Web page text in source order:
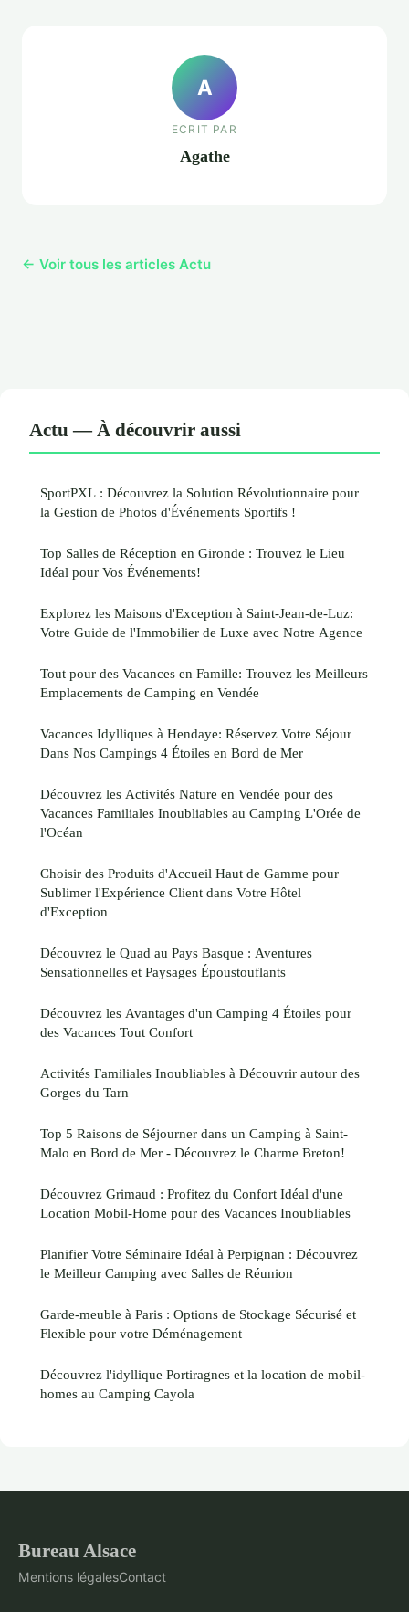
A
ECRIT PAR
Agathe
← Voir tous les articles Actu
Actu — À découvrir aussi
SportPXL : Découvrez la Solution Révolutionnaire pour
la Gestion de Photos d'Événements Sportifs !
Top Salles de Réception en Gironde : Trouvez le Lieu
Idéal pour Vos Événements!
Explorez les Maisons d'Exception à Saint-Jean-de-Luz:
Votre Guide de l'Immobilier de Luxe avec Notre Agence
Tout pour des Vacances en Famille: Trouvez les Meilleurs
Emplacements de Camping en Vendée
Vacances Idylliques à Hendaye: Réservez Votre Séjour
Dans Nos Campings 4 Étoiles en Bord de Mer
Découvrez les Activités Nature en Vendée pour des
Vacances Familiales Inoubliables au Camping L'Orée de
l'Océan
Choisir des Produits d'Accueil Haut de Gamme pour
Sublimer l'Expérience Client dans Votre Hôtel
d'Exception
Découvrez le Quad au Pays Basque : Aventures
Sensationnelles et Paysages Époustouflants
Découvrez les Avantages d'un Camping 4 Étoiles pour
des Vacances Tout Confort
Activités Familiales Inoubliables à Découvrir autour des
Gorges du Tarn
Top 5 Raisons de Séjourner dans un Camping à Saint-
Malo en Bord de Mer - Découvrez le Charme Breton!
Découvrez Grimaud : Profitez du Confort Idéal d'une
Location Mobil-Home pour des Vacances Inoubliables
Planifier Votre Séminaire Idéal à Perpignan : Découvrez
le Meilleur Camping avec Salles de Réunion
Garde-meuble à Paris : Options de Stockage Sécurisé et
Flexible pour votre Déménagement
Découvrez l'idyllique Portiragnes et la location de mobil-
homes au Camping Cayola
Bureau Alsace
Mentions légalesContact